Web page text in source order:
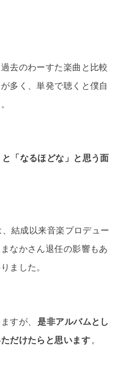
去のわーすた楽曲と比較
多く、単発で聴くと僕自
「なるほどな」と思う面
結成以来音楽プロデュー
なかさん退任の影響もあ
ました。
すが、
是非アルバムとし
だけたらと思います 。